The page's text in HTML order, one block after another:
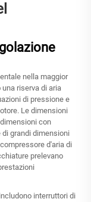
nella maggior
riserva di aria
di pressione e
Le dimensioni
con
grandi dimensioni
d'aria di
prelevano
interruttori di